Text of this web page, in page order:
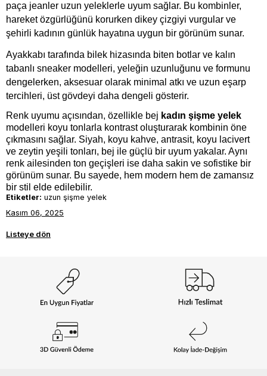
paça jeanler uzun yeleklerle uyum sağlar. Bu kombinler,
hareket özgürlüğünü korurken dikey çizgiyi vurgular ve
şehirli kadının günlük hayatına uygun bir görünüm sunar.
Ayakkabı tarafında bilek hizasında biten botlar ve kalın
tabanlı sneaker modelleri, yeleğin uzunluğunu ve formunu
dengelerken, aksesuar olarak minimal atkı ve uzun eşarp
tercihleri, üst gövdeyi daha dengeli gösterir.
Renk uyumu açısından, özellikle bej kadın şişme yelek
modelleri koyu tonlarla kontrast oluşturarak kombinin öne
çıkmasını sağlar. Siyah, koyu kahve, antrasit, koyu lacivert
ve zeytin yeşili tonları, bej ile güçlü bir uyum yakalar. Aynı
renk ailesinden ton geçişleri ise daha sakin ve sofistike bir
görünüm sunar. Bu sayede, hem modern hem de zamansız
bir stil elde edilebilir.
Etiketler: uzun şişme yelek
Kasım 06, 2025
Listeye dön